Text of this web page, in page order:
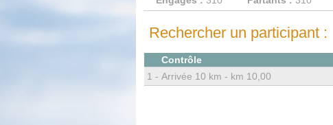
Rechercher un participant :
Contrôle
1 - Arrivée 10 km - km 10,00